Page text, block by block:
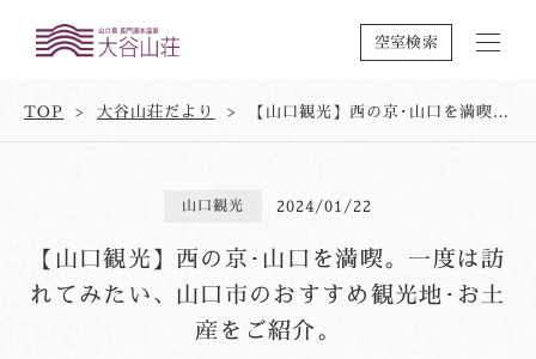
空室検索
TOP 大谷山荘だより 【山口観光】西の京･山口を満喫。一度は訪れてみたい、山口市のおすすめ観光地･お土産をご紹介。
山口観光 2024/01/22
【山口観光】西の京･山口を満喫。一度は訪
れてみたい、山口市のおすすめ観光地･お土
産をご紹介。